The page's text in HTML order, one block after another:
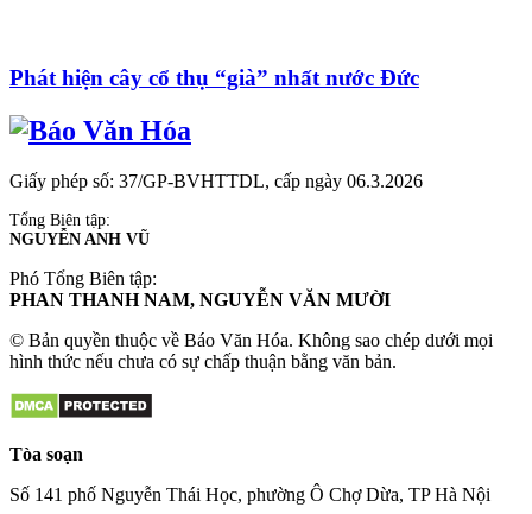
Phát hiện cây cổ thụ “già” nhất nước Đức
Giấy phép số: 37/GP-BVHTTDL, cấp ngày 06.3.2026
Tổng Biên tập:
NGUYỄN ANH VŨ
Phó Tổng Biên tập:
PHAN THANH NAM, NGUYỄN VĂN MƯỜI
© Bản quyền thuộc về Báo Văn Hóa. Không sao chép dưới mọi
hình thức nếu chưa có sự chấp thuận bằng văn bản.
Tòa soạn
Số 141 phố Nguyễn Thái Học, phường Ô Chợ Dừa, TP Hà Nội